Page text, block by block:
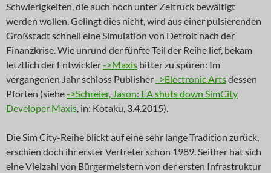
Schwierigkeiten, die auch noch unter Zeitruck bewältigt
werden wollen. Gelingt dies nicht, wird aus einer pulsierenden
Großstadt schnell eine Simulation von Detroit nach der
Finanzkrise. Wie unrund der fünfte Teil der Reihe lief, bekam
letztlich der Entwickler->Maxis bitter zu spüren: Im
vergangenen Jahr schloss Publisher->Electronic Artsdessen
Pforten (siehe->Schreier, Jason: EA shuts down SimCity
Developer Maxis, in: Kotaku, 3.4.2015).
Die Sim City-Reihe blickt auf eine sehr lange Tradition zurück,
erschien doch ihr erster Vertreter schon 1989. Seither hat sich
eine Vielzahl von Bürgermeistern von der ersten Infrastruktur